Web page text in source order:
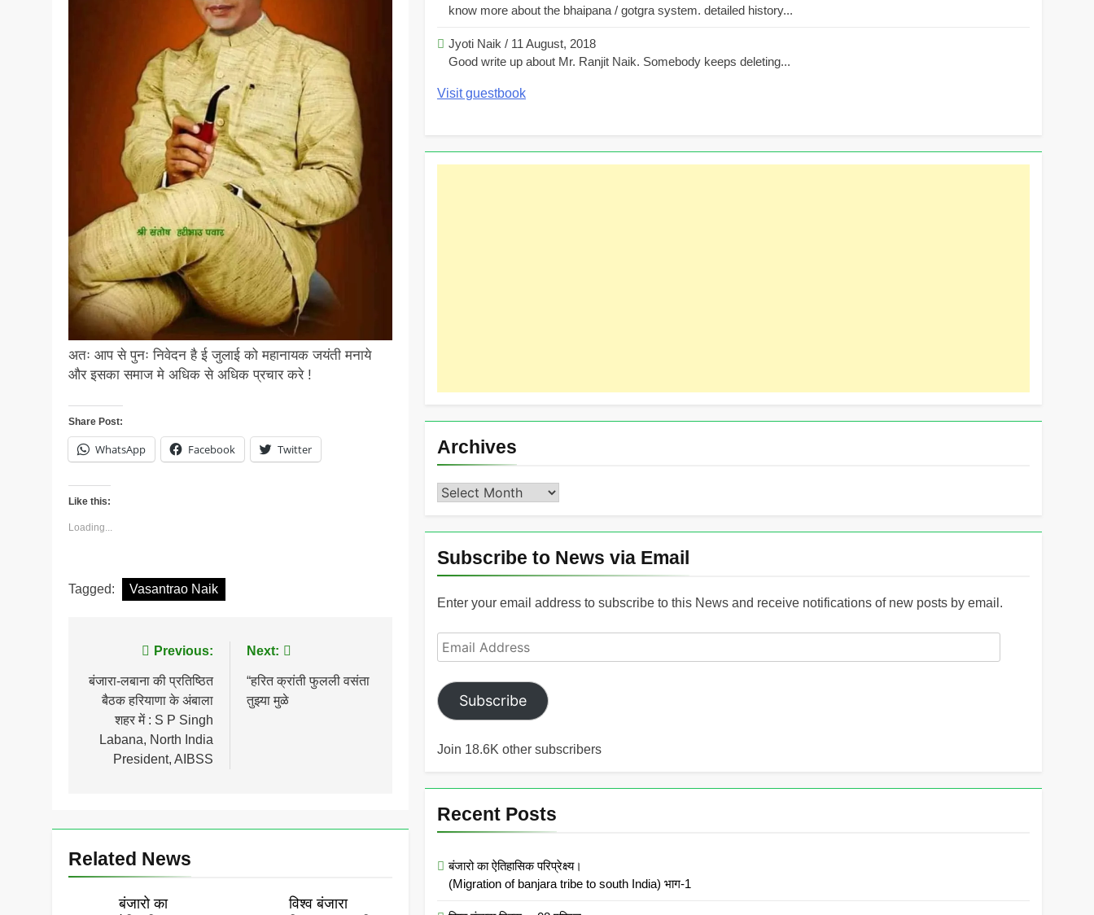
अतः आप से पुनः निवेदन है ई जुलाई को महानायक जयंती मनाये
और इसका समाज मे अधिक से अधिक प्रचार करे !
Share Post:
WhatsApp Facebook Twitter
Like this:
Loading...
Tagged: Vasantrao Naik
navigation
Previous:
बंजारा-लबाना की प्रतिष्ठित
बैठक हरियाणा के अंबाला
शहर में : S P Singh
Labana, North India
President, AIBSS
Next:
“हरित क्रांती फुलली वसंता
तुझ्या मुळे
Related News
बंजारो का
विश्व बंजारा
know more about the bhaipana / gotgra system. detailed history...
Jyoti Naik / 11 August, 2018
Good write up about Mr. Ranjit Naik. Somebody keeps deleting...
Visit guestbook
Archives
Archives
Subscribe to News via Email
Enter your email address to subscribe to this News and receive notifications of new posts by email.
Email
Address
Subscribe
Join 18.6K other subscribers
Recent Posts
बंजारो का ऐतिहासिक परिप्रेक्ष्य।
(Migration of banjara tribe to south India) भाग-1